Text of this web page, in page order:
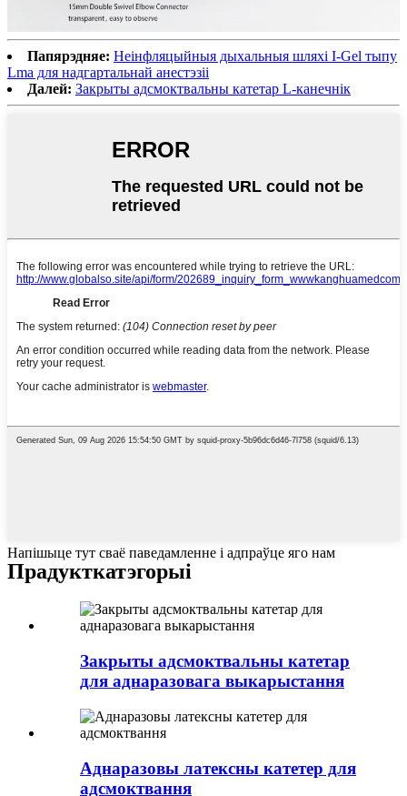
Папярэдняе: Неінфляцыйныя дыхальныя шляхі I-Gel тыпу
Lma для надгартальнай анестэзіі
Далей: Закрыты адсмоктвальны катетар L-канечнік
Напішыце тут сваё паведамленне і адпраўце яго нам
Прадукткатэгорыі
Закрыты адсмоктвальны катетар
для аднаразовага выкарыстання
Аднаразовы латексны катетер для
адсмоктвання